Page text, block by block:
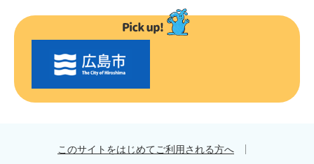
このサイトをはじめてご利用される方へ